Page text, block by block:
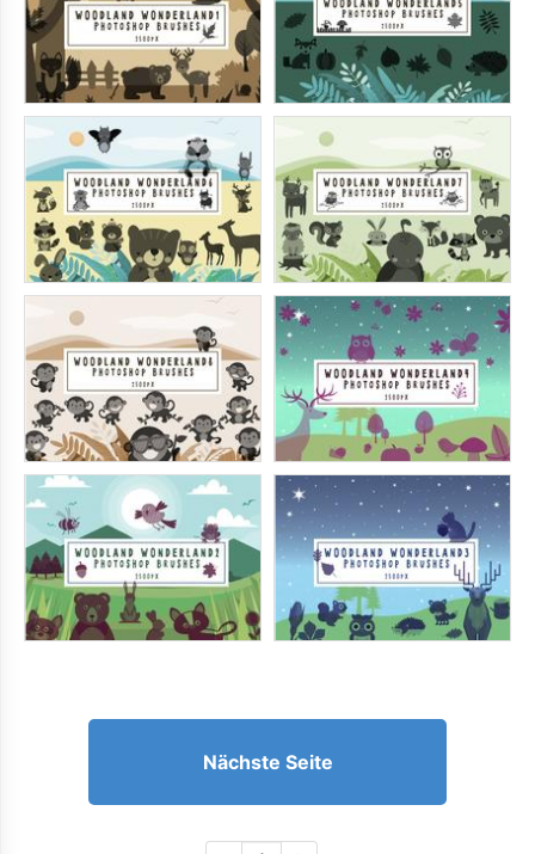
Nächste Seite